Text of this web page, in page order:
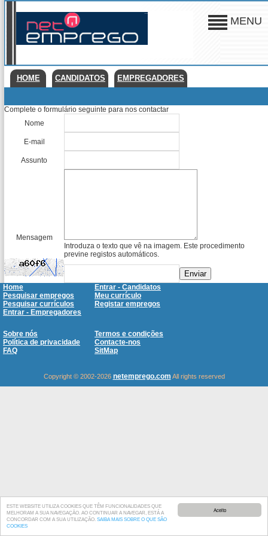
Aceito
ESTE WEBSITE UTILIZA COOKIES QUE TÊM FUNCIONALIDADES QUE
MELHORAM A SUA NAVEGAÇÃO. AO CONTINUAR A NAVEGAR, ESTÁ A
CONCORDAR COM A SUA UTILIZAÇÃO. SAIBA MAIS SOBRE O QUE SÃO
COOKIES
MENU
HOME CANDIDATOS EMPREGADORES
Complete o formulário seguinte para nos contactar
Nome
E-mail
Assunto
Mensagem
Introduza o texto que vê na imagem. Este procedimento
previne registos automáticos.
Enviar
Home
Entrar - Candidatos
Pesquisar empregos
Meu currículo
Pesquisar currículos
Registar empregos
Entrar - Empregadores
Sobre nós
Termos e condições
Política de privacidade
Contacte-nos
FAQ
SitMap
Copyright © 2002-2026 netemprego.com All rights reserved